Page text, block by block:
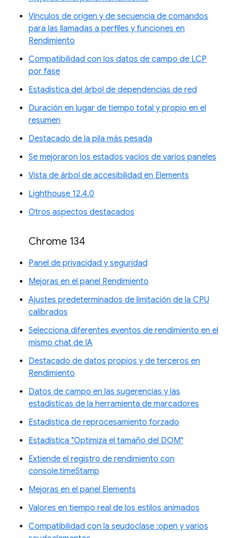
Vínculos de origen y de secuencia de comandos
para las llamadas a perfiles y funciones en
Rendimiento
Compatibilidad con los datos de campo de LCP
por fase
Estadística del árbol de dependencias de red
Duración en lugar de tiempo total y propio en el
resumen
Destacado de la pila más pesada
Se mejoraron los estados vacíos de varios paneles
Vista de árbol de accesibilidad en Elements
Lighthouse 12.4.0
Otros aspectos destacados
Chrome 134
Panel de privacidad y seguridad
Mejoras en el panel Rendimiento
Ajustes predeterminados de limitación de la CPU
calibrados
Selecciona diferentes eventos de rendimiento en el
mismo chat de IA
Destacado de datos propios y de terceros en
Rendimiento
Datos de campo en las sugerencias y las
estadísticas de la herramienta de marcadores
Estadística de reprocesamiento forzado
Estadística "Optimiza el tamaño del DOM"
Extiende el registro de rendimiento con
console.timeStamp
Mejoras en el panel Elements
Valores en tiempo real de los estilos animados
Compatibilidad con la seudoclase :open y varios